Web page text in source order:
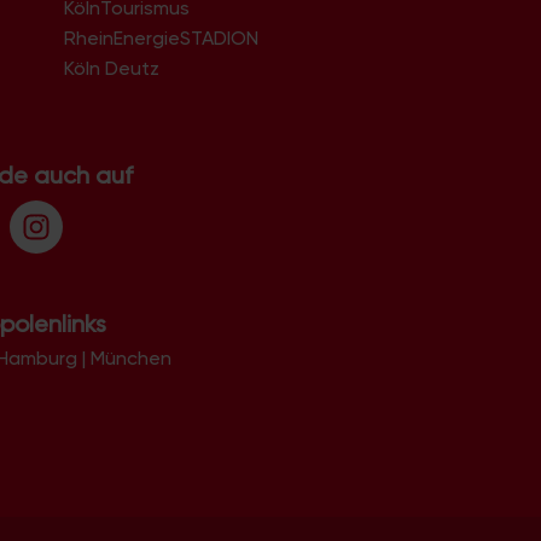
51069
51103
51107
51147
KölnTourismus
RheinEnergieSTADION
Köln Deutz
auch auf
| München